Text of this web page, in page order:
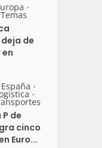
•
Temas
de
España •
•
de
cinco
Euro...